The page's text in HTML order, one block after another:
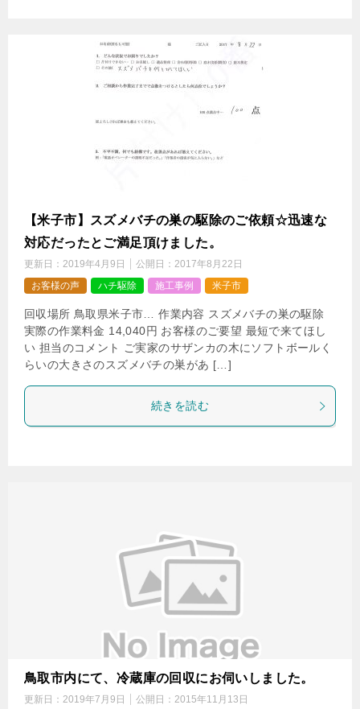
【米子市】スズメバチの巣の駆除のご依頼☆迅速な
対応だったとご満足頂けました。
更新日： 2019年4月9日 公開日： 2017年8月22日
お客様の声
ハチ駆除 施工事例 米子市
回収場所 鳥取県米子市… 作業内容 スズメバチの巣の駆除
実際の作業料金 14,040円 お客様のご要望 最短で来てほし
い 担当のコメント ご実家のサザンカの木にソフトボールく
らいの大きさのスズメバチの巣があ […]
続きを読む
鳥取市内にて、冷蔵庫の回収にお伺いしました。
更新日： 2019年7月9日 公開日： 2015年11月13日